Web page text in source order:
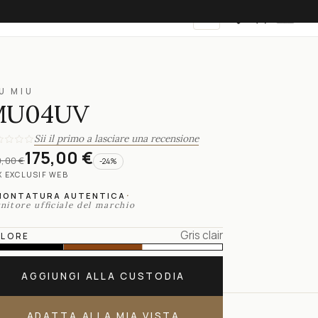
MIU
Sii il primo a lasciare una recensione
€175,00 € -24%
EXCLUSIF WEB
AUTENTICA ·
ufficiale del marchio
Gris clair
AGGIUNGI ALLA CUSTODIA